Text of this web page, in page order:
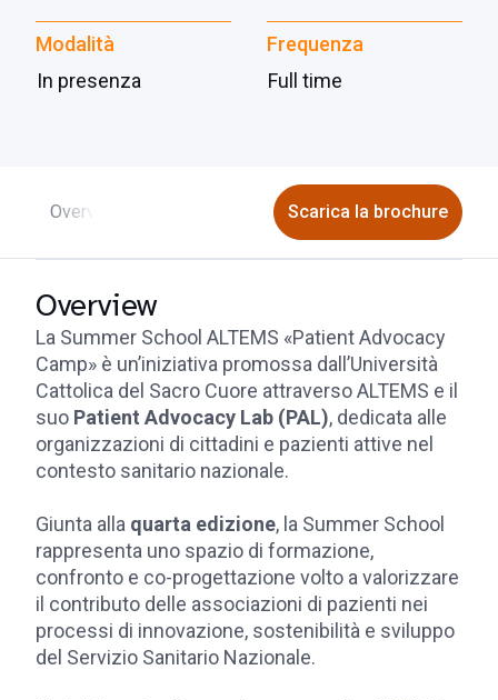
Modalità
In presenza
Frequenza
Full time
Overview Location Video
Scarica la brochure
Overview
La Summer School ALTEMS «Patient Advocacy
Camp» è un’iniziativa promossa dall’Università
Cattolica del Sacro Cuore attraverso ALTEMS e il
suo Patient Advocacy Lab (PAL), dedicata alle
organizzazioni di cittadini e pazienti attive nel
contesto sanitario nazionale.
Giunta alla quarta edizione, la Summer School
rappresenta uno spazio di formazione,
confronto e co-progettazione volto a valorizzare
il contributo delle associazioni di pazienti nei
processi di innovazione, sostenibilità e sviluppo
del Servizio Sanitario Nazionale.